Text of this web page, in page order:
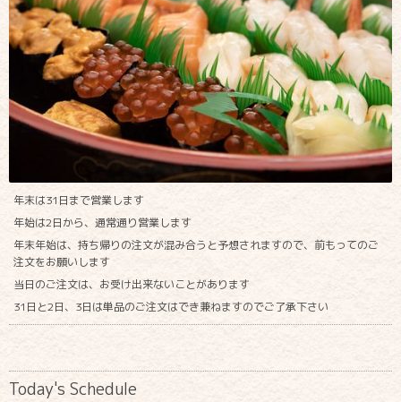
年末は31日まで営業します
年始は2日から、通常通り営業します
年末年始は、持ち帰りの注文が混み合うと予想されますので、前もってのご
注文をお願いします
当日のご注文は、お受け出来ないことがあります
31日と2日、3日は単品のご注文はでき兼ねますのでご了承下さい
Today's Schedule